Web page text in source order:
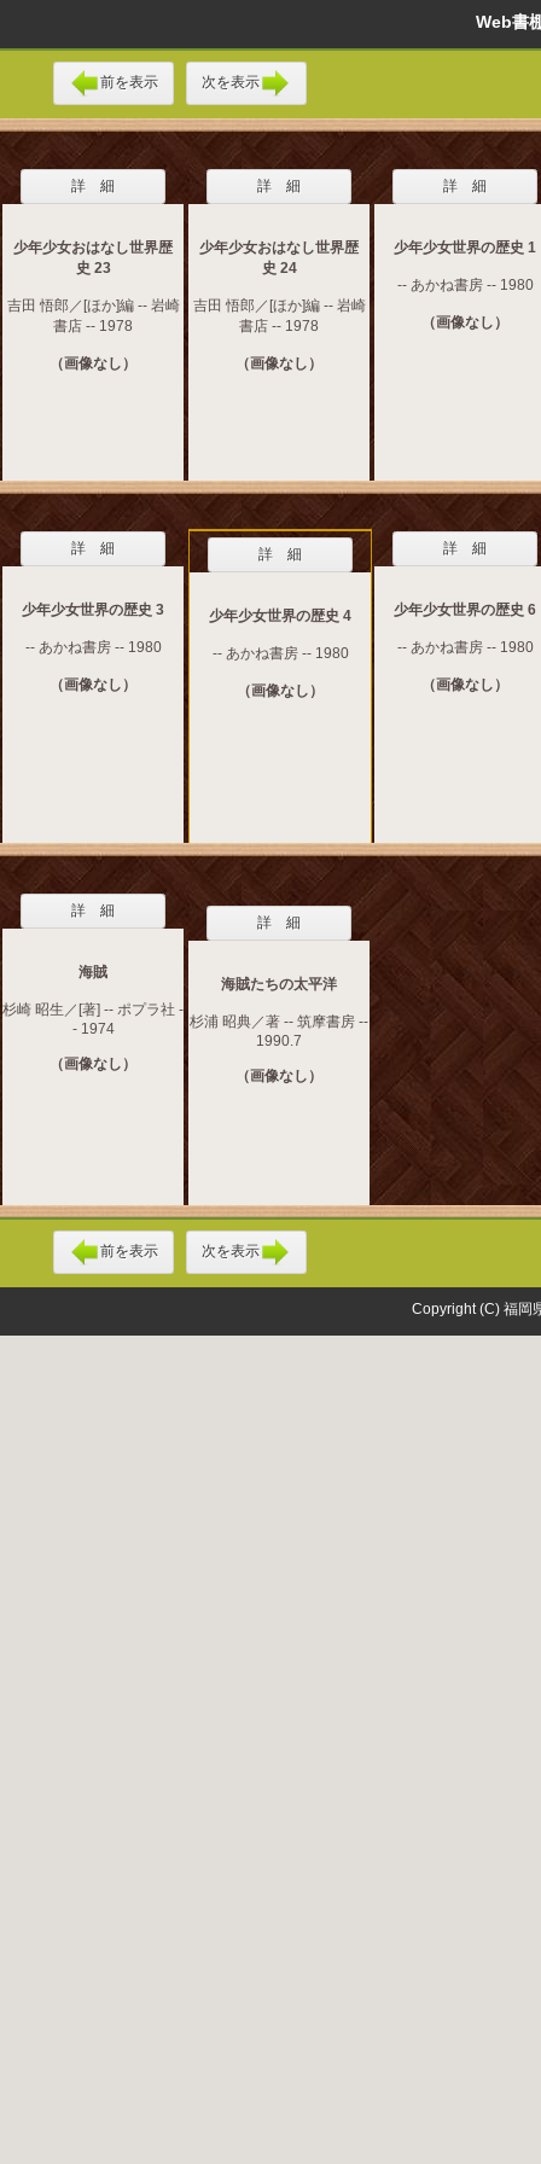
Web
前を表示 次を表示
詳 細
少年少女おはなし世界歴
史 23
吉田 悟郎／[ほか]編 -- 岩崎
書店 -- 1978
（画像なし）
詳 細
少年少女おはなし世界歴
史 24
吉田 悟郎／[ほか]編 -- 岩崎
書店 -- 1978
（画像なし）
詳 細
少年少女世界の歴史 1
-- あかね書房 -- 1980
（画像なし）
詳 細
少年少女世界の歴史 3
-- あかね書房 -- 1980
（画像なし）
詳 細
少年少女世界の歴史 4
-- あかね書房 -- 1980
（画像なし）
詳 細
少年少女世界の歴史 6
-- あかね書房 -- 1980
（画像なし）
詳 細
海賊
杉崎 昭生／[著] -- ポプラ社 -
- 1974
（画像なし）
詳 細
海賊たちの太平洋
杉浦 昭典／著 -- 筑摩書房 --
1990.7
（画像なし）
前を表示 次を表示
Copyright (C) 福岡